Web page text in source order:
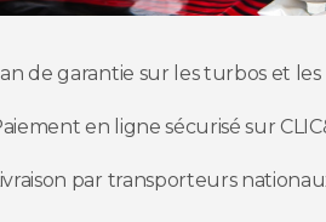
an de garantie sur les turbos et les
en ligne sécurisé sur
par transporteurs